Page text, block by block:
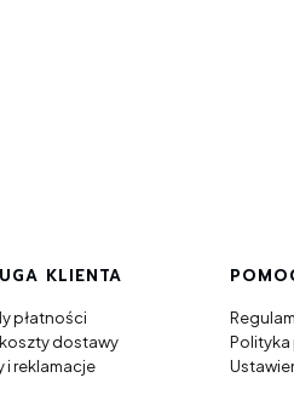
KLIENTA
płatności
koszty dostawy
i reklamacje